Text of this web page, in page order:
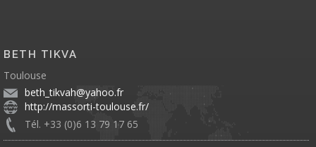
BETH TIKVA
Toulouse
beth_tikvah@yahoo.fr
http://massorti-toulouse.fr/
Tél. +33 (0)6 13 79 17 65